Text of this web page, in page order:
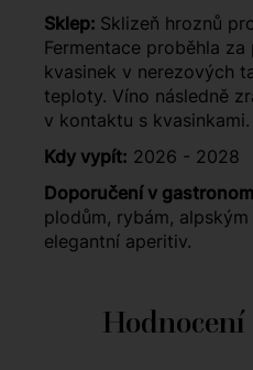
Sklep: Sklizeň hroznů
Fermentace proběhla
kvasinek v nerezových
teploty. Víno následně
v kontaktu s kvasinkami.
Kdy vypít: 2026 - 2028
Doporučení v
plodům, rybám,
elegantní aperitiv.